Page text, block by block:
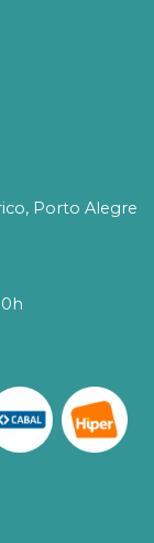
Porto Alegre